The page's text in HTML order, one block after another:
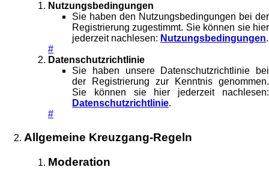
Nutzungsbedingungen
Sie haben den Nutzungsbedingungen bei der
Registrierung zugestimmt. Sie können sie hier
jederzeit nachlesen: Nutzungsbedingungen.
#
Datenschutzrichtlinie
Sie haben unsere Datenschutzrichtlinie bei
der Registrierung zur Kenntnis genommen.
Sie können sie hier jederzeit nachlesen:
Datenschutzrichtlinie.
#
Allgemeine Kreuzgang-Regeln
Moderation